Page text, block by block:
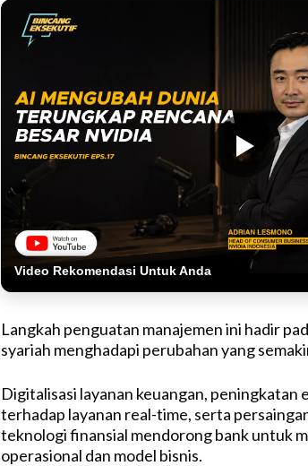
Video Rekomendasi Untuk Anda
Langkah penguatan manajemen ini hadir
syariah menghadapi perubahan yang
Digitalisasi layanan keuangan, peningkatan
terhadap layanan real-time, serta
teknologi finansial mendorong bank untuk
operasional dan model bisnis.